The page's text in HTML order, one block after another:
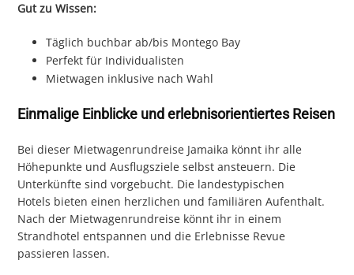
Gut zu Wissen:
Täglich buchbar ab/bis Montego Bay
Perfekt für Individualisten
Mietwagen inklusive nach Wahl
Einmalige Einblicke und erlebnisorientiertes Reisen
Bei dieser Mietwagenrundreise Jamaika könnt ihr alle
Höhepunkte und Ausflugsziele selbst ansteuern. Die
Unterkünfte sind vorgebucht. Die landestypischen
Hotels bieten einen herzlichen und familiären Aufenthalt.
Nach der Mietwagenrundreise könnt ihr in einem
Strandhotel entspannen und die Erlebnisse Revue
passieren lassen.